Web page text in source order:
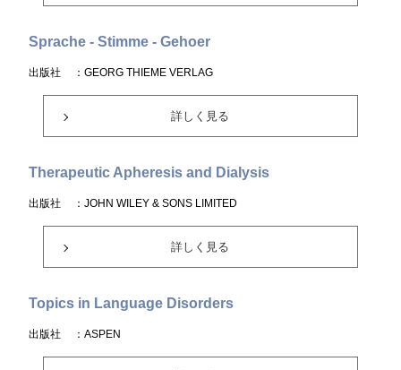
Sprache - Stimme - Gehoer
出版社 ：GEORG THIEME VERLAG
詳しく見る
Therapeutic Apheresis and Dialysis
出版社 ：JOHN WILEY & SONS LIMITED
詳しく見る
Topics in Language Disorders
出版社 ：ASPEN